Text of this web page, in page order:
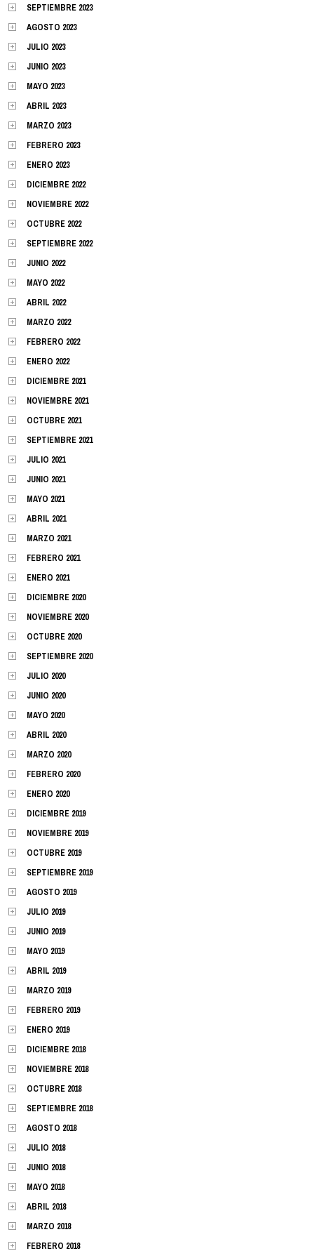
SEPTIEMBRE 2023
AGOSTO 2023
JULIO 2023
JUNIO 2023
MAYO 2023
ABRIL 2023
MARZO 2023
FEBRERO 2023
ENERO 2023
DICIEMBRE 2022
NOVIEMBRE 2022
OCTUBRE 2022
SEPTIEMBRE 2022
JUNIO 2022
MAYO 2022
ABRIL 2022
MARZO 2022
FEBRERO 2022
ENERO 2022
DICIEMBRE 2021
NOVIEMBRE 2021
OCTUBRE 2021
SEPTIEMBRE 2021
JULIO 2021
JUNIO 2021
MAYO 2021
ABRIL 2021
MARZO 2021
FEBRERO 2021
ENERO 2021
DICIEMBRE 2020
NOVIEMBRE 2020
OCTUBRE 2020
SEPTIEMBRE 2020
JULIO 2020
JUNIO 2020
MAYO 2020
ABRIL 2020
MARZO 2020
FEBRERO 2020
ENERO 2020
DICIEMBRE 2019
NOVIEMBRE 2019
OCTUBRE 2019
SEPTIEMBRE 2019
AGOSTO 2019
JULIO 2019
JUNIO 2019
MAYO 2019
ABRIL 2019
MARZO 2019
FEBRERO 2019
ENERO 2019
DICIEMBRE 2018
NOVIEMBRE 2018
OCTUBRE 2018
SEPTIEMBRE 2018
AGOSTO 2018
JULIO 2018
JUNIO 2018
MAYO 2018
ABRIL 2018
MARZO 2018
FEBRERO 2018